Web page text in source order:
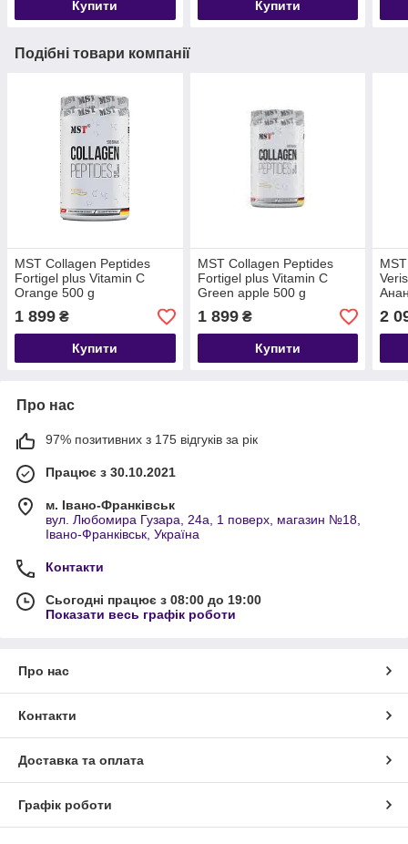
Купити Купити
Подібні товари компанії
MST Collagen Peptides
Fortigel plus Vitamin C
Orange 500 g
1 899 ₴
Купити
MST Collagen Peptides
Fortigel plus Vitamin C
Green apple 500 g
1 899₴
Купити
2
Про нас
97% позитивних з 175 відгуків за рік
Працює з 30.10.2021
м. Івано-Франківськ
вул. Любомира Гузара, 24а, 1 поверх, магазин №18,
Івано-Франківськ, Україна
Контакти
Сьогодні працює з 08:00 до 19:00
Показати весь графік роботи
Про нас
Контакти
Доставка та оплата
Графік роботи